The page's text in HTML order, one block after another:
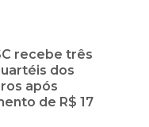
recebe três
dos
após
de R$ 17